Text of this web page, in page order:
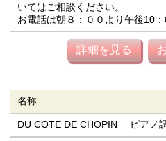
いてはご相談ください。
お電話は朝８：００より午後10
詳細を見る
名称
DU COTE DE CHOPIN ピアノ